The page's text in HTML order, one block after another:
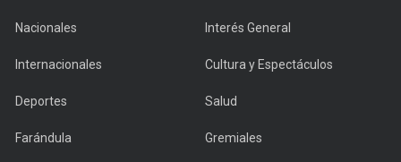
Nacionales Interés General
Internacionales Cultura y Espectáculos
Deportes Salud
Farándula Gremiales